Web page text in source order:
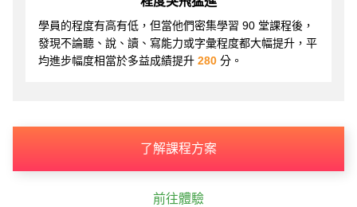
學員的程度有高有低，但當他們密集學習 90 堂課程後，
發現不論聽、說、讀、寫能力或字彙程度都大幅提升，平
均進步幅度相當於多益成績提升 280 分。
了解課程方案
前往體驗